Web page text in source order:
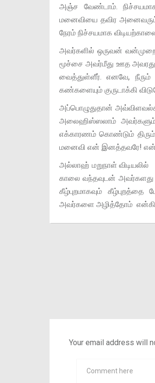
அஞ்ச வேண்டாம்.
மனைவியை தவிர
நேரம் நிச்சயமாக
அவர்களில் ஒருவன்
மூச்சை அவர்மீது ஊத அவரது
வைத்துள்ளீர். எனவே, நீரும்
கண்களையும் குருடாக்கி
அப்பொழுதுதான்
அலைஹிஸ்ஸலாம் அவர்களும்,
எக்காரணம் கொண்டும்
மனைவி என் இனத்தவரே! என்
அல்லாஹ் மறுநாள்
காலை வந்தவுடன்
கீழ்புறமாகவும்
அவர்களை அழித்தோம்
Your email address will